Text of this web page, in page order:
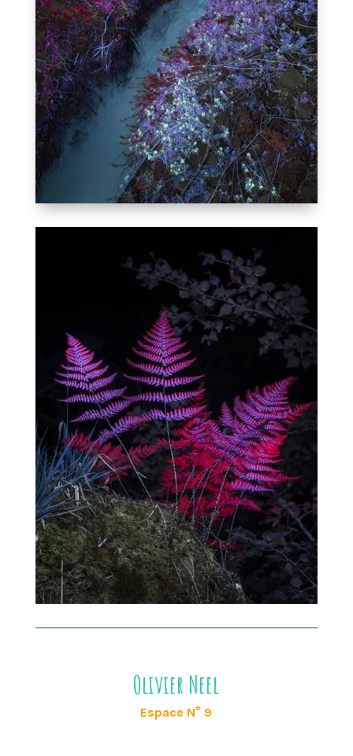
Olivier Neel
Espace N° 9